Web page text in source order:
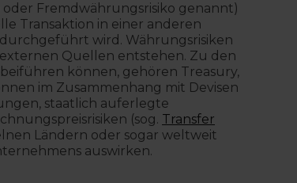
oder Fremdwährungsrisiko genannt)
Transaktion in einer anderen
wird. Währungsrisiken
Quellen entstehen. Zu den
können, gehören Treasury,
im Zusammenhang mit Devisen
staatlich auferlegte
(sog. Transfer
Ländern oder sogar weltweit
auswirken.